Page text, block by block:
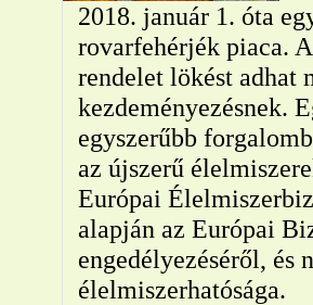
2018. január 1. óta
rovarfehérjék piaca.
rendelet lökést adhat
kezdeményezésnek.
egyszerűbb
az újszerű
Európai
alapján az Európai
engedélyezéséről, és
élelmiszerhatósága.